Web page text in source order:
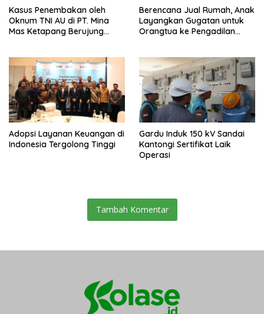
Kasus Penembakan oleh
Oknum TNI AU di PT. Mina
Mas Ketapang Berujung
Berencana Jual Rumah, Anak
Layangkan Gugatan untuk
Orangtua ke Pengadilan
Adopsi Layanan Keuangan di
Indonesia Tergolong Tinggi
Gardu Induk 150 kV Sandai
Kantongi Sertifikat Laik
Operasi
Tambah Komentar